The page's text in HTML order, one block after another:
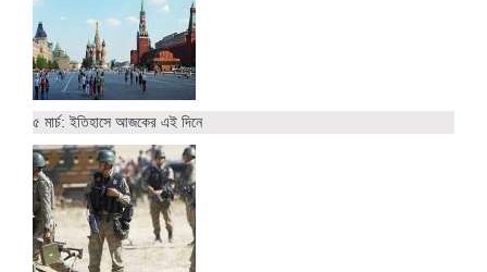
৫ মার্চ: ইতিহাসে আজকের এই দিনে